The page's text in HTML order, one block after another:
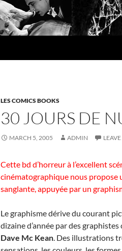
LES COMICS BOOKS
30 JOURS DE
MARCH 5, 2005 ADMIN
Cette bd d’horreur à l’excellent
cinématographique nous propose
sanglante, appuyée par un
Le graphisme dérive du courant
dizaine d’année par des graphistes
Dave Mc Kean. Des illustrations